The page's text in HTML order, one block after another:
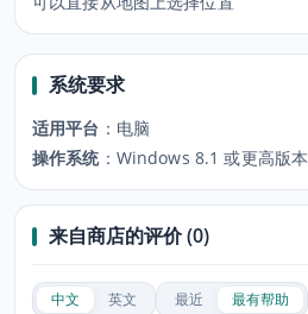
系统要求
适用平台 ： 电脑
操作系统： Windows 8.1 或更高版本
来自商店的评价 (0)
中文 英文 最近 最有帮助